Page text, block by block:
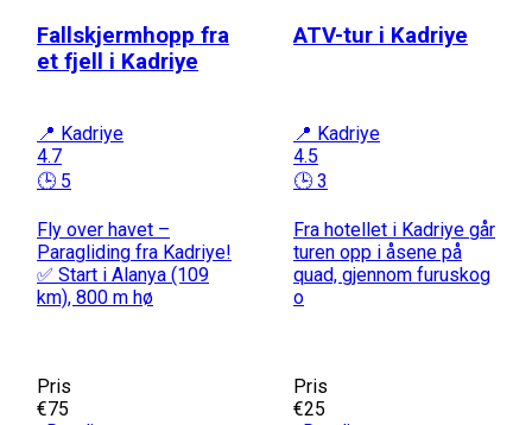
Fallskjermhopp fra
et fjell i Kadriye
📍 Kadriye
4.7
🕒 5
Fly over havet –
Paragliding fra Kadriye!
✅ Start i Alanya (109
km), 800 m hø
Pris
€75
ATV-tur i Kadriye
📍 Kadriye
4.5
🕒 3
Fra hotellet i Kadriye går
turen opp i åsene på
quad, gjennom furuskog
o
Pris
€25